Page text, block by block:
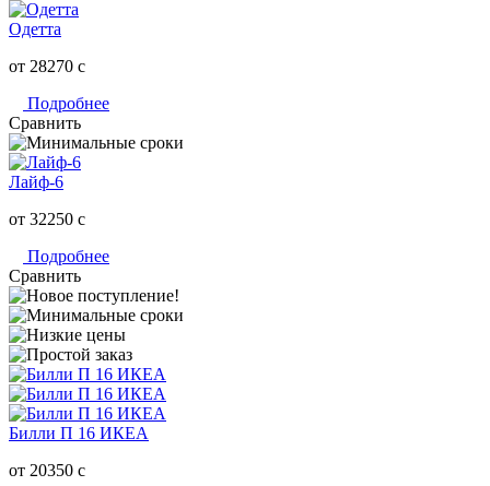
Одетта
от 28270 c
Подробнее
Сравнить
Лайф-6
от 32250 c
Подробнее
Сравнить
Билли П 16 ИКЕА
от 20350 c